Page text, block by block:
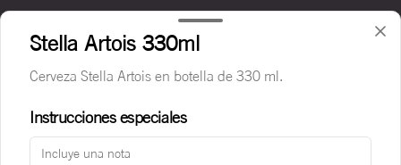
Redes sociales
Facebook
Mi cuenta
Stella Artois 330ml
Cerveza Stella Artois en botella de 330 ml.
Instrucciones especiales